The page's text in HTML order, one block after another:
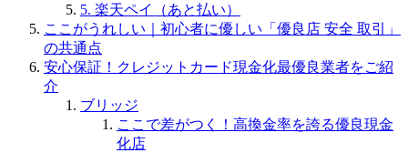
5. 楽天ペイ（あと払い）
ここがうれしい｜初心者に優しい「優良店 安全 取引」
の共通点
安心保証！クレジットカード現金化最優良業者をご紹
介
ブリッジ
ここで差がつく！高換金率を誇る優良現金
化店